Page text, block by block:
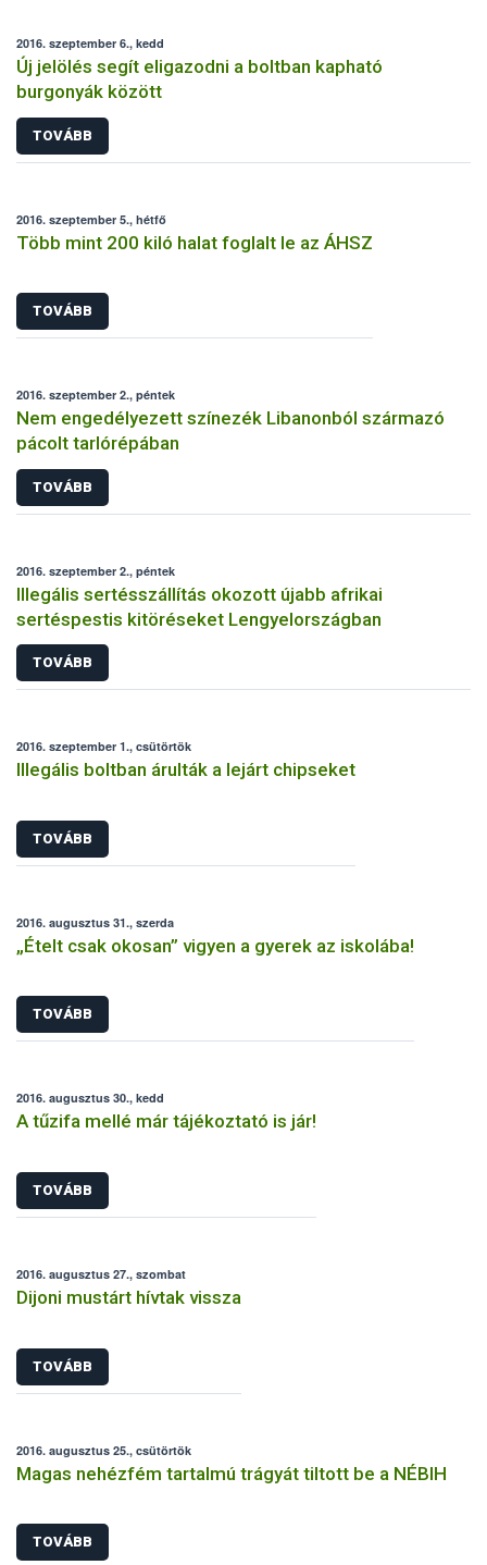
2016. szeptember 6., kedd
Új jelölés segít eligazodni a boltban kapható
burgonyák között
TOVÁBB
2016. szeptember 5., hétfő
Több mint 200 kiló halat foglalt le az ÁHSZ
TOVÁBB
2016. szeptember 2., péntek
Nem engedélyezett színezék Libanonból származó
pácolt tarlórépában
TOVÁBB
2016. szeptember 2., péntek
Illegális sertésszállítás okozott újabb afrikai
sertéspestis kitöréseket Lengyelországban
TOVÁBB
2016. szeptember 1., csütörtök
Illegális boltban árulták a lejárt chipseket
TOVÁBB
2016. augusztus 31., szerda
„Ételt csak okosan” vigyen a gyerek az iskolába!
TOVÁBB
2016. augusztus 30., kedd
A tűzifa mellé már tájékoztató is jár!
TOVÁBB
2016. augusztus 27., szombat
Dijoni mustárt hívtak vissza
TOVÁBB
2016. augusztus 25., csütörtök
Magas nehézfém tartalmú trágyát tiltott be a NÉBIH
TOVÁBB